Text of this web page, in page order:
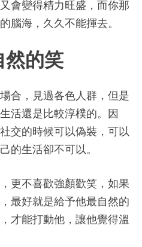
會變得精力旺盛，而你那
腦海，久久不能揮去。
然的笑
合，見過各色人群，但是
活還是比較淳樸的。因
交的時候可以偽裝，可以
的生活卻不可以。
更不喜歡強顏歡笑，如果
最好就是給予他最自然的
才能打動他，讓他覺得溫